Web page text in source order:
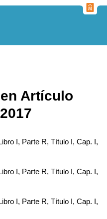
Artículo
I, Parte R, Título I, Cap. I,
I, Parte R, Título I, Cap. I,
I, Parte R, Título I, Cap. I,